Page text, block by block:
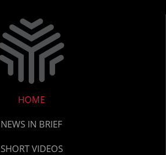
HOME
NEWS IN BRIEF
SHORT VIDEOS